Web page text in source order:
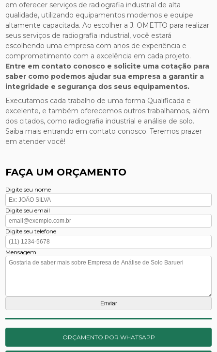
em oferecer serviços de radiografia industrial de alta
qualidade, utilizando equipamentos modernos e equipe
altamente capacitada. Ao escolher a J. OMETTO para realizar
seus serviços de radiografia industrial, você estará
escolhendo uma empresa com anos de experiência e
comprometimento com a excelência em cada projeto.
Entre em contato conosco e solicite uma cotação para
saber como podemos ajudar sua empresa a garantir a
integridade e segurança dos seus equipamentos.
Executamos cada trabalho de uma forma Qualificada e
excelente, e também oferecemos outros trabalhamos, além
dos citados, como radiografia industrial e análise de solo.
Saiba mais entrando em contato conosco. Teremos prazer
em atender você!
FAÇA UM ORÇAMENTO
Digite seu nome
Digite seu email
Digite seu telefone
Mensagem
ORÇAMENTO POR WHATSAPP